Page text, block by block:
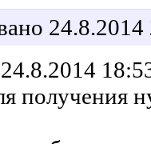
24.8.2014
получения